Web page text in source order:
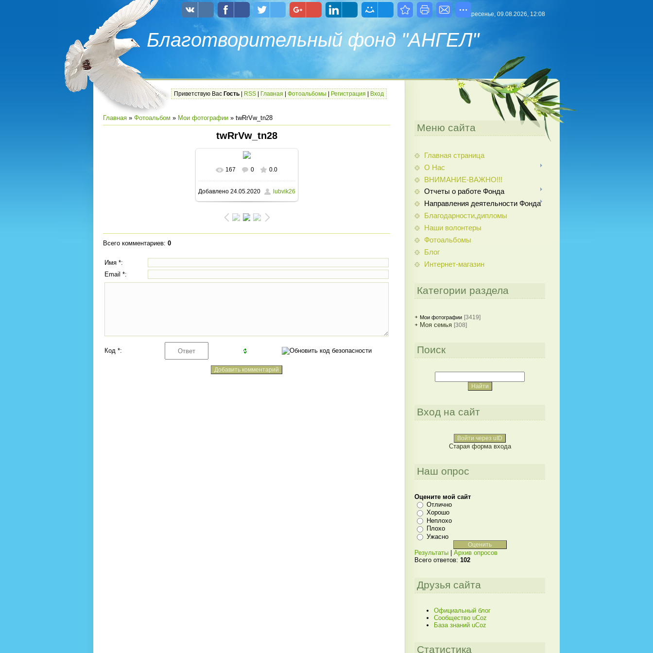
Благотворительный фонд "АНГЕЛ"
Воскресенье, 09.08.2026, 12:08
Приветствую Вас Гость RSS Главная Фотоальбомы Регистрация Вход
Главная » Фотоальбом » Мои фотографии » twRrVw_tn28
twRrVw_tn28
В реальном размере
1080x1080/ 483.0Kb
167 0 0.0
Добавлено24.05.2020 lubvik26
Всего комментариев: 0
Имя *:
Email *:
Код *:
Меню сайта
Главная страница
О Нас
ВНИМАНИЕ-ВАЖНО!!!
Отчеты о работе Фонда
Направления деятельности Фонда
Благодарности,дипломы
Наши волонтеры
Фотоальбомы
Блог
Интернет-магазин
Категории раздела
Мои фотографии [3419]
Моя семья [308]
Поиск
Вход на сайт
Войти через uID
Старая форма входа
Наш опрос
Оцените мой сайт
Отлично
Хорошо
Неплохо
Плохо
Ужасно
Результаты
Архив опросов
Всего ответов: 102
Друзья сайта
Официальный блог
Сообщество uCoz
База знаний uCoz
Статистика